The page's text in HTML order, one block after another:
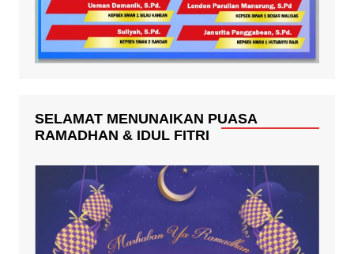
SELAMAT MENUNAIKAN PUASA
RAMADHAN & IDUL FITRI